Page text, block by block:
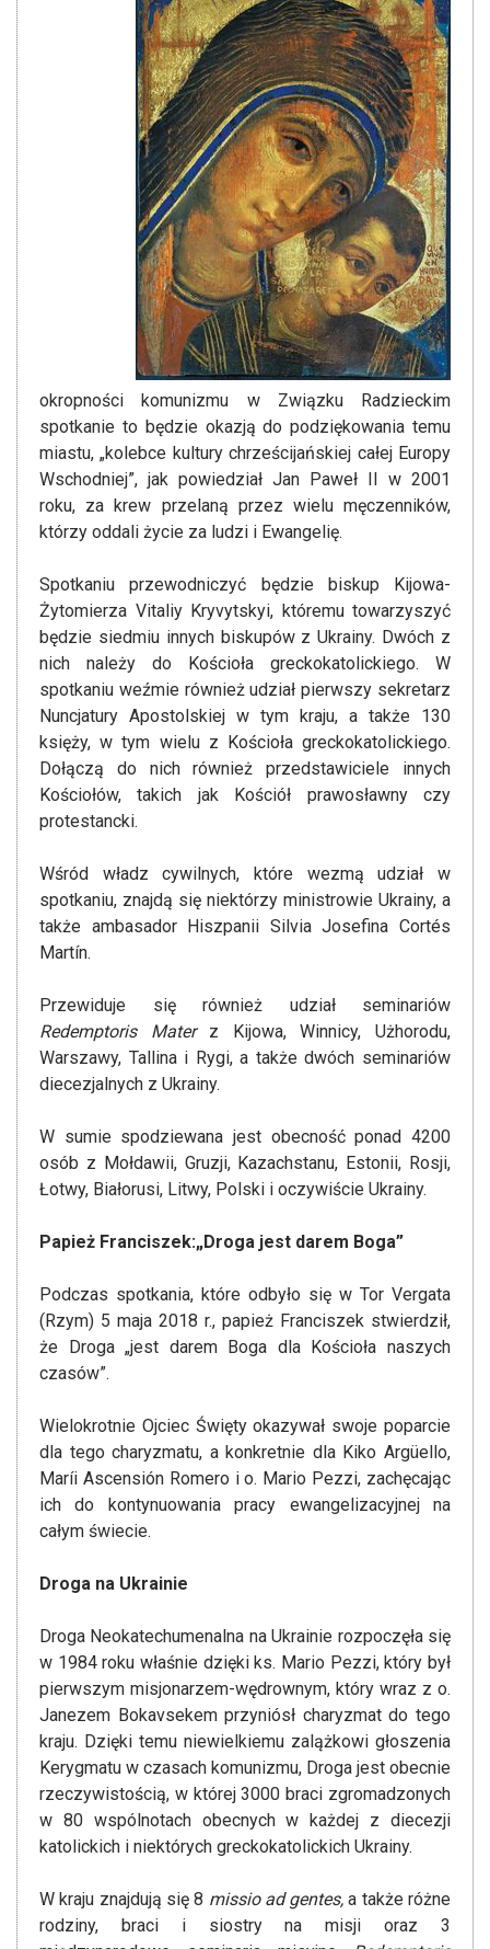
okropności komunizmu w Związku Radzieckim
spotkanie to będzie okazją do podziękowania temu
miastu, „kolebce kultury chrześcijańskiej całej Europy
Wschodniej”, jak powiedział Jan Paweł II w 2001
roku, za krew przelaną przez wielu męczenników,
którzy oddali życie za ludzi i Ewangelię.
Spotkaniu przewodniczyć będzie biskup Kijowa-
Żytomierza Vitaliy Kryvytskyi, któremu towarzyszyć
będzie siedmiu innych biskupów z Ukrainy. Dwóch z
nich należy do Kościoła greckokatolickiego. W
spotkaniu weźmie również udział pierwszy sekretarz
Nuncjatury Apostolskiej w tym kraju, a także 130
księży, w tym wielu z Kościoła greckokatolickiego.
Dołączą do nich również przedstawiciele innych
Kościołów, takich jak Kościół prawosławny czy
protestancki.
Wśród władz cywilnych, które wezmą udział w
spotkaniu, znajdą się niektórzy ministrowie Ukrainy, a
także ambasador Hiszpanii Silvia Josefina Cortés
Martín.
Przewiduje się również udział seminariów
Redemptoris Materz Kijowa, Winnicy, Użhorodu,
Warszawy, Tallina i Rygi, a także dwóch seminariów
diecezjalnych z Ukrainy.
W sumie spodziewana jest obecność ponad 4200
osób z Mołdawii, Gruzji, Kazachstanu, Estonii, Rosji,
Łotwy, Białorusi, Litwy, Polski i oczywiście Ukrainy.
Papież Franciszek:„Droga jest darem Boga”
Podczas spotkania, które odbyło się w Tor Vergata
(Rzym) 5 maja 2018 r., papież Franciszek stwierdził,
że Droga „jest darem Boga dla Kościoła naszych
czasów”.
Wielokrotnie Ojciec Święty okazywał swoje poparcie
dla tego charyzmatu, a konkretnie dla Kiko Argüello,
Maríi Ascensión Romero i o. Mario Pezzi, zachęcając
ich do kontynuowania pracy ewangelizacyjnej na
całym świecie.
Droga na Ukrainie
Droga Neokatechumenalna na Ukrainie rozpoczęła się
w 1984 roku właśnie dzięki ks. Mario Pezzi, który był
pierwszym misjonarzem-wędrownym, który wraz z o.
Janezem Bokavsekem przyniósł charyzmat do tego
kraju. Dzięki temu niewielkiemu zalążkowi głoszenia
Kerygmatu w czasach komunizmu, Droga jest obecnie
rzeczywistością, w której 3000 braci zgromadzonych
w 80 wspólnotach obecnych w każdej z diecezji
katolickich i niektórych greckokatolickich Ukrainy.
W kraju znajdują się 8 missio ad gentes, a także różne
rodziny, braci i siostry na misji oraz 3